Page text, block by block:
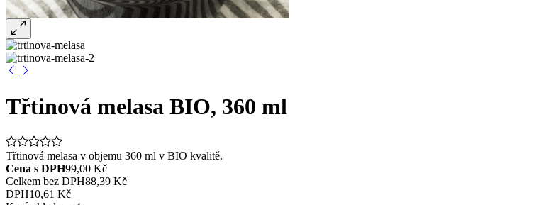
Třtinová melasa BIO, 360 ml
Třtinová melasa v objemu 360 ml v BIO kvalitě.
Cena s DPH99,00 Kč
Celkem bez DPH88,39 Kč
DPH10,61 Kč